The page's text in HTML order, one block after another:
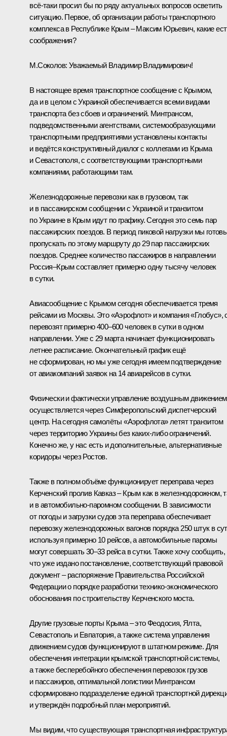
всё‑таки просил бы по ряду актуальных вопросов осветить
ситуацию. Первое, об организации работы транспортного
комплекса в Республике Крым – Максим Юрьевич, какие
соображения?
М.Соколов: Уважаемый Владимир Владимирович!
В настоящее время транспортное сообщение с Крымом,
да и в целом с Украиной обеспечивается всеми видами
транспорта без сбоев и ограничений. Минтрансом,
подведомственными агентствами, системообразующими
транспортными предприятиями установлены контакты
и ведётся конструктивный диалог с коллегами из Крыма
и Севастополя, с соответствующими транспортными
компаниями, работающими там.
Железнодорожные перевозки как в грузовом, так
и в пассажирском сообщении с Украиной и транзитом
по Украине в Крым идут по графику. Сегодня это семь пар
пассажирских поездов. В период пиковой нагрузки мы
пропускать по этому маршруту до 29 пар пассажирских
поездов. Среднее количество пассажиров в направлении
Россия–Крым составляет примерно одну тысячу человек
в сутки.
Авиасообщение с Крымом сегодня обеспечивается тремя
рейсами из Москвы. Это «Аэрофлот» и компания «Глобус»,
перевозят примерно 400–600 человек в сутки в одном
направлении. Уже с 29 марта начинает функционировать
летнее расписание. Окончательный график ещё
не сформирован, но мы уже сегодня имеем подтверждение
от авиакомпаний заявок на 14 авиарейсов в сутки.
Физически и фактически управление воздушным движением
осуществляется через Симферопольский диспетчерский
центр. На сегодня самолёты «Аэрофлота» летят транзитом
через территорию Украины без каких‑либо ограничений.
Конечно же, у нас есть и дополнительные, альтернативные
коридоры через Ростов.
Также в полном объёме функционирует переправа через
Керченский пролив Кавказ – Крым как в железнодорожном,
и в автомобильно-паромном сообщении. В зависимости
от погоды и загрузки судов эта переправа обеспечивает
перевозку железнодорожных вагонов порядка 250 штук в
используя примерно 10 рейсов, а автомобильные паромы
могут совершать 30–33 рейса в сутки. Также хочу сообщить,
что уже издано постановление, соответствующий правовой
документ – распоряжение Правительства Российской
Федерации о порядке разработки технико-экономического
обоснования по строительству Керченского моста.
Другие грузовые порты Крыма – это Феодосия, Ялта,
Севастополь и Евпатория, а также система управления
движением судов функционируют в штатном режиме. Для
обеспечения интеграции крымской транспортной системы,
а также бесперебойного обеспечения перевозок грузов
и пассажиров, оптимальной логистики Минтрансом
сформировано подразделение единой транспортной
и утверждён подробный план мероприятий.
Мы видим, что существующая транспортная